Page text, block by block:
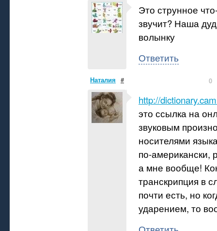
Это струнное
звучит? Наша
волынку
Ответить
Наталия # 0
http://
это ссылка на
звуковым
носителями
по-американски,
а мне вообще!
транскрипция в
почти есть, но
ударением, то